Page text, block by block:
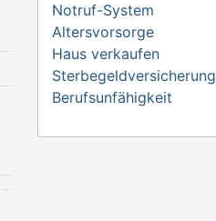
Notruf-System
Altersvorsorge
Haus verkaufen
Sterbegeldversicherung
Berufsunfähigkeit